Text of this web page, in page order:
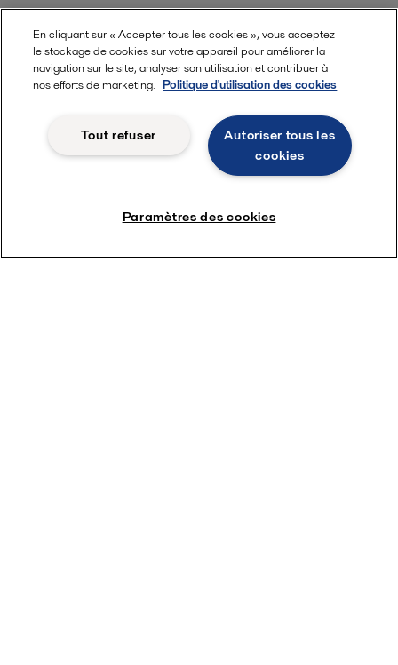
Fort d'une expertise issue de décennies d'expérience
en matière d'échange de chaleur, Alfa Laval propose
des ressources compétentes pour relever les défis
actuels en matière de chauffage et de
questions complexes sur tous les sujets, de l'efficacité
énergétique aux réfrigérants naturels, ainsi que des
outils utiles qui simplifient la recherche de la
En cliquant sur « Accepter tous les cookies », vous acceptez
le stockage de cookies sur votre appareil pour améliorer la
navigation sur le site, analyser son utilisation et contribuer à
nos efforts de marketing. Politique d'utilisation des cookies
Autoriser tous les
cookies
Tout refuser
Paramètres des cookies